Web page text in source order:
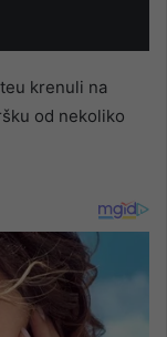
krenuli na
od nekoliko